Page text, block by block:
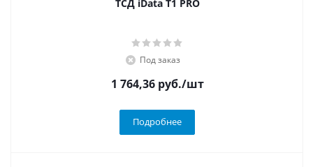
ТСД iData T1 PRO
Под заказ
1 764,36руб./шт
Подробнее